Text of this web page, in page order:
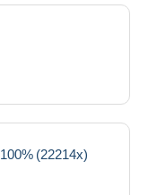
100% (22214x)